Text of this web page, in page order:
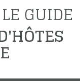
GUIDE